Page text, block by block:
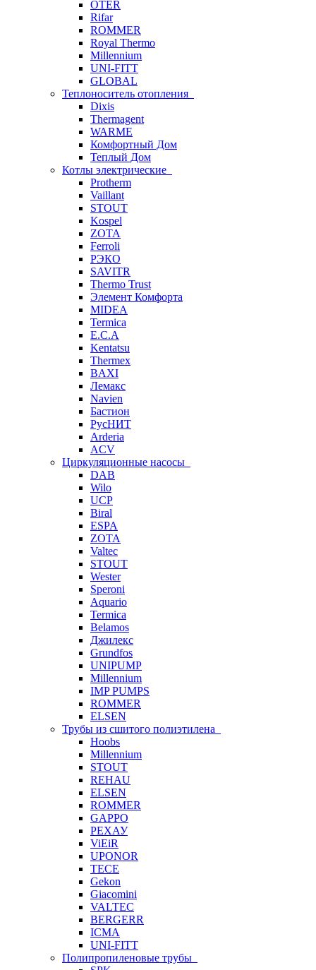
OTER
Rifar
ROMMER
Royal Thermo
Millennium
UNI-FITT
GLOBAL
Теплоноситель отопления
Dixis
Thermagent
WARME
Комфортный Дом
Теплый Дом
Котлы электрические
Protherm
Vaillant
STOUT
Kospel
ZOTA
Ferroli
РЭКО
SAVITR
Thermo Trust
Элемент Комфорта
MIDEA
Termica
E.C.A
Kentatsu
Thermex
BAXI
Лемакс
Navien
Бастион
РусНИТ
Arderia
ACV
Циркуляционные насосы
DAB
Wilo
UCP
Biral
ESPA
ZOTA
Valtec
STOUT
Wester
Speroni
Aquario
Termica
Belamos
Джилекс
Grundfos
UNIPUMP
Millennium
IMP PUMPS
ROMMER
ELSEN
Трубы из сшитого полиэтилена
Hoobs
Millennium
STOUT
REHAU
ELSEN
ROMMER
GAPPO
РЕХАУ
ViEiR
UPONOR
TECE
Gekon
Giacomini
VALTEC
BERGERR
ICMA
UNI-FITT
Полипропиленовые трубы